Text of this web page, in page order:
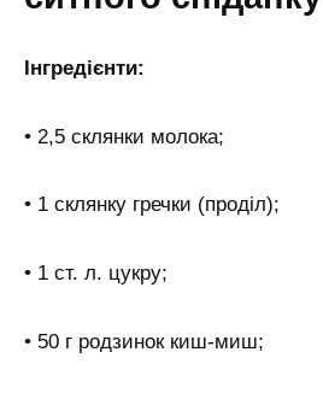
Інгредієнти:
• 2,5 склянки молока;
• 1 склянку гречки (проділ);
• 1 ст. л. цукру;
• 50 г родзинок киш-миш;